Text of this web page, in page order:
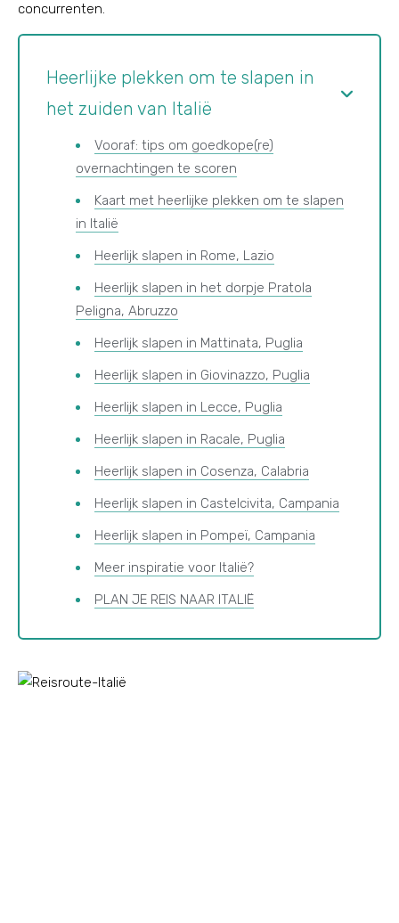
concurrenten.
Heerlijke plekken om te slapen in
het zuiden van Italië
Vooraf: tips om goedkope(re)
overnachtingen te scoren
Kaart met heerlijke plekken om te slapen
in Italië
Heerlijk slapen in Rome, Lazio
Heerlijk slapen in het dorpje Pratola
Peligna, Abruzzo
Heerlijk slapen in Mattinata, Puglia
Heerlijk slapen in Giovinazzo, Puglia
Heerlijk slapen in Lecce, Puglia
Heerlijk slapen in Racale, Puglia
Heerlijk slapen in Cosenza, Calabria
Heerlijk slapen in Castelcivita, Campania
Heerlijk slapen in Pompeï, Campania
Meer inspiratie voor Italië?
PLAN JE REIS NAAR ITALIË